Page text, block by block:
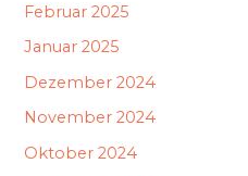
Februar 2025
Januar 2025
Dezember 2024
November 2024
Oktober 2024